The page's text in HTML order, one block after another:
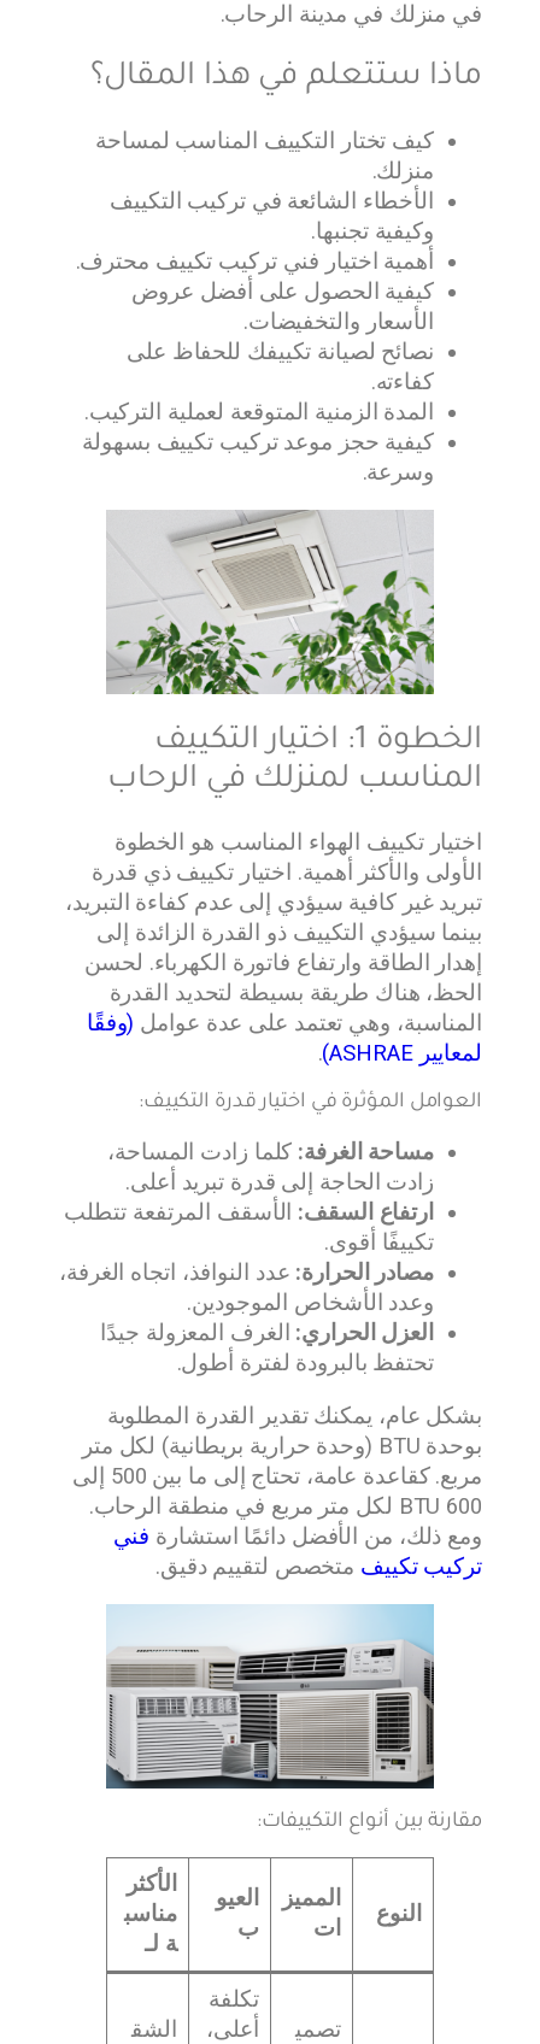
في منزلك في مدينة الرحاب.
ماذا ستتعلم في هذا المقال؟
كيف تختار التكييف المناسب لمساحة
منزلك.
الأخطاء الشائعة في تركيب التكييف
وكيفية تجنبها.
أهمية اختيار فني تركيب تكييف محترف.
كيفية الحصول على أفضل عروض
الأسعار والتخفيضات.
نصائح لصيانة تكييفك للحفاظ على
كفاءته.
المدة الزمنية المتوقعة لعملية التركيب.
كيفية حجز موعد تركيب تكييف بسهولة
وسرعة.
الخطوة 1: اختيار التكييف
المناسب لمنزلك في الرحاب
اختيار تكييف الهواء المناسب هو الخطوة
الأولى والأكثر أهمية. اختيار تكييف ذي قدرة
تبريد غير كافية سيؤدي إلى عدم كفاءة التبريد،
بينما سيؤدي التكييف ذو القدرة الزائدة إلى
إهدار الطاقة وارتفاع فاتورة الكهرباء. لحسن
الحظ، هناك طريقة بسيطة لتحديد القدرة
المناسبة، وهي تعتمد على عدة عوامل (وفقًا
لمعايير ASHRAE)
.
العوامل المؤثرة في اختيار قدرة التكييف:
مساحة الغرفة: كلما زادت المساحة،
زادت الحاجة إلى قدرة تبريد أعلى.
ارتفاع السقف: الأسقف المرتفعة تتطلب
تكييفًا أقوى.
مصادر الحرارة: عدد النوافذ، اتجاه الغرفة،
وعدد الأشخاص الموجودين.
العزل الحراري: الغرف المعزولة جيدًا
تحتفظ بالبرودة لفترة أطول.
بشكل عام، يمكنك تقدير القدرة المطلوبة
بوحدة BTU (وحدة حرارية بريطانية) لكل متر
مربع. كقاعدة عامة، تحتاج إلى ما بين 500 إلى
600 BTU لكل متر مربع في منطقة الرحاب.
ومع ذلك، من الأفضل دائمًا استشارة فني
تركيب تكييف متخصص لتقييم دقيق.
مقارنة بين أنواع التكييفات:
النوع
المميز
ات
العيو
ب
الأكثر
مناسب
ة لـ
تصمي
تكلفة
أعلى،
الشق